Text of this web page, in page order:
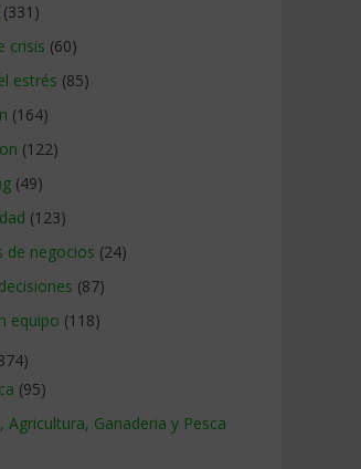
(331)
crisis (60)
estrés (85)
(164)
(122)
(49)
(123)
de negocios (24)
(87)
equipo (118)
(95)
Agricultura, Ganaderia y Pesca